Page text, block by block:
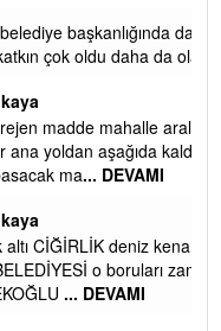
da görmek isteriz
olacaktır
aralarında asvalt döke
kaldı bi yağmurda
giden yola
zamanında tüm ereğli